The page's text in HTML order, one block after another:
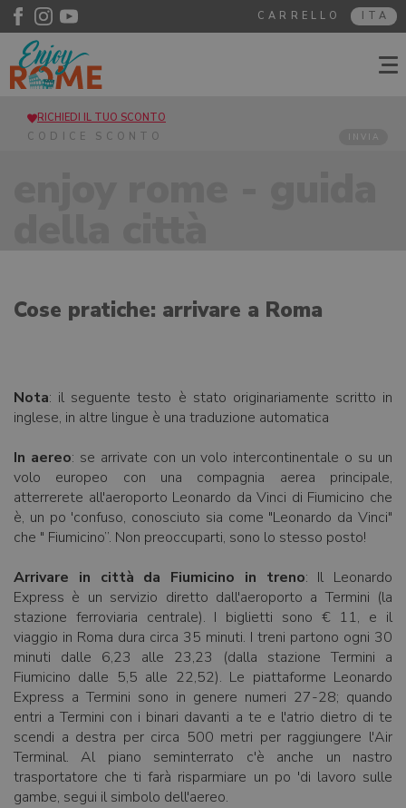
ITA
CARRELLO
RICHIEDI IL TUO SCONTO
INVIA
Cose pratiche: arrivare a Roma
Nota: il seguente testo è stato originariamente scritto in
inglese, in altre lingue è una traduzione automatica
In aereo: se arrivate con un volo intercontinentale o su un
volo europeo con una compagnia aerea principale,
atterrerete all'aeroporto Leonardo da Vinci di Fiumicino che
è, un po 'confuso, conosciuto sia come "Leonardo da Vinci"
che " Fiumicino”. Non preoccuparti, sono lo stesso posto!
Arrivare in città da Fiumicino in treno: Il Leonardo
Express è un servizio diretto dall'aeroporto a Termini (la
stazione ferroviaria centrale). I biglietti sono € 11, e il
viaggio in Roma dura circa 35 minuti. I treni partono ogni 30
minuti dalle 6,23 alle 23,23 (dalla stazione Termini a
Fiumicino dalle 5,5 alle 22,52). Le piattaforme Leonardo
Express a Termini sono in genere numeri 27-28; quando
entri a Termini con i binari davanti a te e l'atrio dietro di te
scendi a destra per circa 500 metri per raggiungere l'Air
Terminal. Al piano seminterrato c'è anche un nastro
trasportatore che ti farà risparmiare un po 'di lavoro sulle
gambe, segui il simbolo dell'aereo.